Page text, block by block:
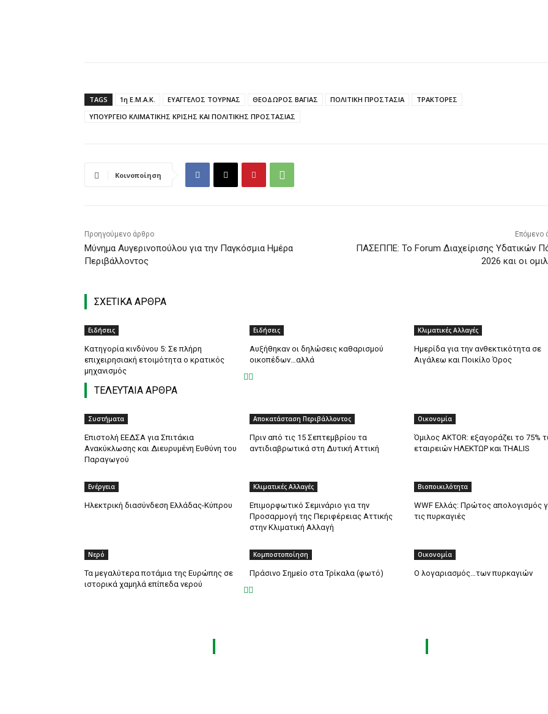
TAGS 1η Ε.Μ.Α.Κ. ΕΥΑΓΓΕΛΟΣ ΤΟΥΡΝΑΣ ΘΕΟΔΩΡΟΣ ΒΑΓΙΑΣ ΠΟΛΙΤΙΚΗ ΠΡΟΣΤΑΣΙΑ
ΤΡΑΚΤΟΡΕΣ
ΥΠΟΥΡΓΕΙΟ ΚΛΙΜΑΤΙΚΗΣ ΚΡΙΣΗΣ ΚΑΙ ΠΟΛΙΤΙΚΗΣ ΠΡΟΣΤΑΣΙΑΣ
Κοινοποίηση
Προηγούμενο άρθρο
Mύνημα Αυγερινοπούλου για την Παγκόσμια Ημέρα
Περιβάλλοντος
Επόμενο
ΠΑΣΕΠΠΕ: Το Forum Διαχείρισης Υδατικών
2026 και οι
ΣΧΕΤΙΚΑ ΑΡΘΡΑ
Ειδήσεις
Κατηγορία κινδύνου 5: Σε πλήρη
επιχειρησιακή ετοιμότητα ο κρατικός
μηχανισμός
Ειδήσεις
Αυξήθηκαν οι δηλώσεις καθαρισμού
οικοπέδων…αλλά
Κλιματικές Αλλαγές
Ημερίδα για την ανθεκτικότητα σε
Αιγάλεω και Ποικίλο Όρος
ΤΕΛΕΥΤΑΙΑ ΑΡΘΡΑ
Συστήματα
Επιστολή ΕΕΔΣΑ για Σπιτάκια
Ανακύκλωσης και Διευρυμένη Ευθύνη του
Παραγωγού
Αποκατάσταση Περιβάλλοντος
Πριν από τις 15 Σεπτεμβρίου τα
αντιδιαβρωτικά στη Δυτική Αττική
Οικονομία
Όμιλος AKTOR: εξαγοράζει το 75%
εταιρειών ΗΛΕΚΤΩΡ και THALIS
Ενέργεια
Ηλεκτρική διασύνδεση Ελλάδας-Κύπρου
Κλιματικές Αλλαγές
Επιμορφωτικό Σεμινάριο για την
Προσαρμογή της Περιφέρειας Αττικής
στην Κλιματική Αλλαγή
Βιοποικιλότητα
WWF Ελλάς: Πρώτος απολογισμός
τις πυρκαγιές
Νερό
Τα μεγαλύτερα ποτάμια της Ευρώπης σε
ιστορικά χαμηλά επίπεδα νερού
Κομποστοποίηση
Πράσινο Σημείο στα Τρίκαλα (φωτό)
Οικονομία
O λογαριασμός…των πυρκαγιών